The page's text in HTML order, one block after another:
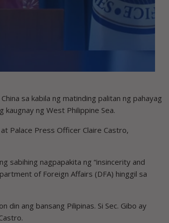
sa kabila ng matinding palitan ng pahayag
ng West Philippine Sea.
Palace Press Officer Claire Castro,
sabihing nagpapakita ng “insincerity and
of Foreign Affairs (DFA) hinggil sa
din ang bansang Pilipinas. Si Sec. Gibo ay